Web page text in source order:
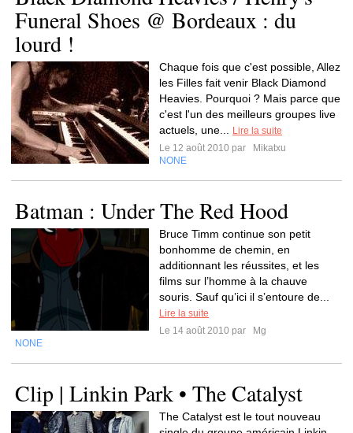
Funeral Shoes @ Bordeaux : du
lourd !
Chaque fois que c'est possible, Allez
les Filles fait venir Black Diamond
Heavies. Pourquoi ? Mais parce que
c'est l'un des meilleurs groupes live
actuels, une...
Lire la suite
Le 12 août 2010 par
Mikatxu
NONE
Batman : Under The Red Hood
Bruce Timm continue son petit
bonhomme de chemin, en
additionnant les réussites, et les
films sur l’homme à la chauve
souris. Sauf qu’ici il s’entoure de...
Lire la suite
Le 14 août 2010 par
Mg
NONE
Clip | Linkin Park • The Catalyst
The Catalyst est le tout nouveau